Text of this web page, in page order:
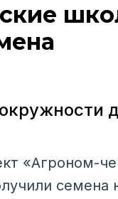
«Агроном-